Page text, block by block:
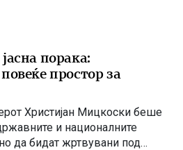
порака:
простор за
Христијан Мицкоски беше
и националните
да бидат жртвувани под